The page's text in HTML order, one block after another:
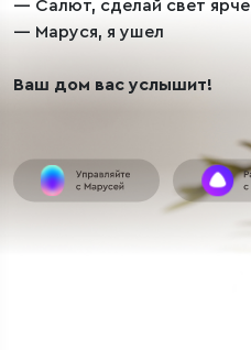
— Салют, сделай свет ярче
— Маруся, я ушел
Ваш дом вас услышит!